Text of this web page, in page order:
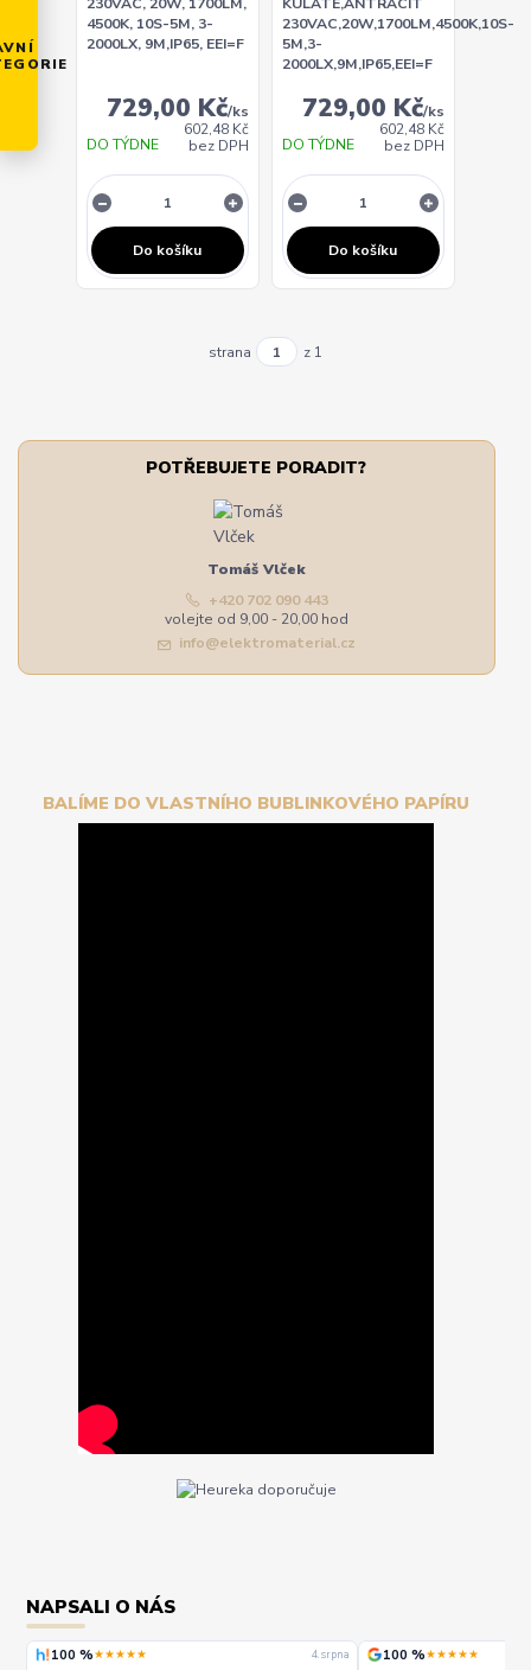
230VAC, 20W, 1700LM,
4500K, 10S-5M, 3-
2000LX, 9M,IP65, EEI=F
729,00 Kč/ks
602,48 Kč
bez DPH
DO TÝDNE
Do košíku
KULATÉ,ANTRACIT
230VAC,20W,1700LM,4500K,10S-
5M,3-
2000LX,9M,IP65,EEI=F
729,00 Kč/ks
602,48 Kč
bez DPH
DO TÝDNE
Do košíku
strana z 1
POTŘEBUJETE PORADIT?
Tomáš Vlček
+420 702 090 443
volejte od 9,00 - 20,00 hod
info@elektromaterial.cz
BALÍME DO VLASTNÍHO BUBLINKOVÉHO PAPÍRU
NAPSALI O NÁS
100 %★★★★★ 4. srpna 100 %★★★★★